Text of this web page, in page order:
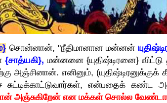
சொன்னான், "நீதிமானான மன்னன்
{சாத்யகி}, மன்னனை {யுதிஷ்டிரனை}
எனினும், (யுதிஷ்டிரனுக்குக்
என்பதைக் கண்ட
அஞ்சுகிறேன் என மக்கள் சொல்ல